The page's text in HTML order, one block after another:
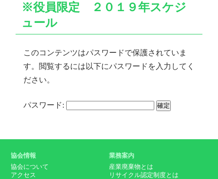
※役員限定 ２０１９年スケジ
ュール
このコンテンツはパスワードで保護されていま
す。閲覧するには以下にパスワードを入力してく
ださい。
パスワード:
協会情報
協会について
アクセス
業務案内
産業廃棄物とは
リサイクル認定制度とは